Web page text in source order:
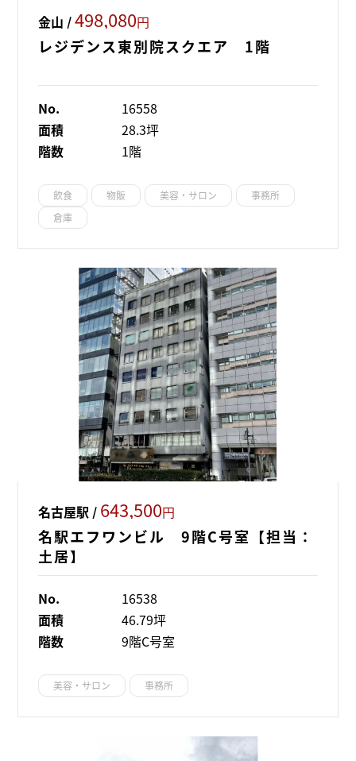
金山 /498,080円
レジデンス東別院スクエア 1階
No.
16558
面積
28.3坪
階数
1階
飲食 物販 美容・サロン
事務所
倉庫
名古屋駅 / 643,500円
名駅エフワンビル 9階C号室【担当：
土居】
No.
16538
面積
46.79坪
階数
9階C号室
美容・サロン 事務所